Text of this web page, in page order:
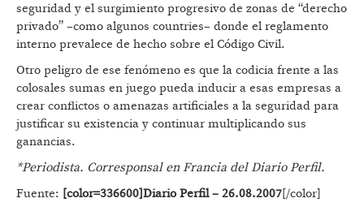
seguridad y el surgimiento progresivo de zonas de “derecho
privado” –como algunos countries– donde el reglamento
interno prevalece de hecho sobre el Código Civil.
Otro peligro de ese fenómeno es que la codicia frente a las
colosales sumas en juego pueda inducir a esas empresas a
crear conflictos o amenazas artificiales a la seguridad para
justificar su existencia y continuar multiplicando sus
ganancias.
*Periodista. Corresponsal en Francia del Diario Perfil.
Fuente: [color=336600]Diario Perfil – 26.08.2007[/color]